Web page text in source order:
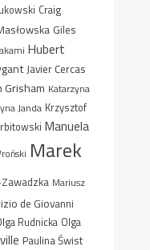
Craig
Giles
Hubert
Javier Cercas
Grisham Katarzyna
Janda Krzysztof
Manuela
Marek
Mariusz
de Giovanni
Rudnicka Olga
Paulina Świst